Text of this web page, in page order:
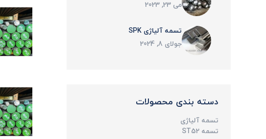
می 23, 2023
تسمه آلیاژی SPK
جولای 8, 2024
دسته بندی محصولات
تسمه آلیاژی
تسمه ST52